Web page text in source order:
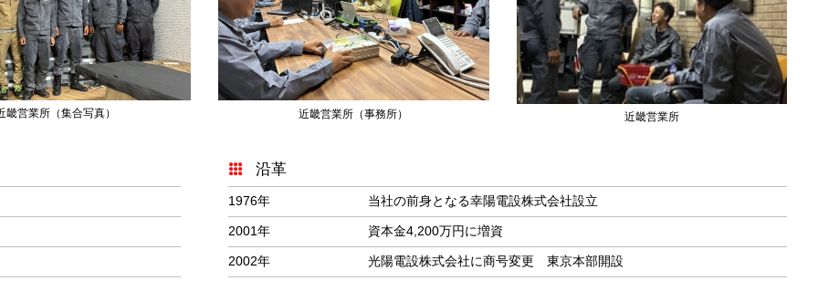
畿営業所（集合写真） 近畿営業所（事務所） 近畿営業所
沿革
1976年 当社の前身となる幸陽電設株式会社設立
2001年 資本金4,200万円に増資
2002年 光陽電設株式会社に商号変更 東京本部開設